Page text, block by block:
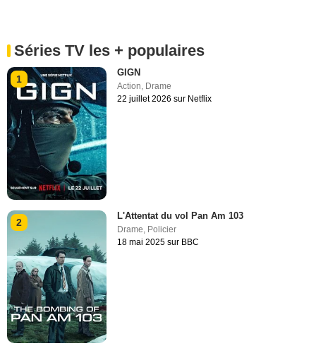
Séries TV les + populaires
1
GIGN
Action, Drame
22 juillet 2026 sur Netflix
2
L'Attentat du vol Pan Am 103
Drame, Policier
18 mai 2025 sur BBC